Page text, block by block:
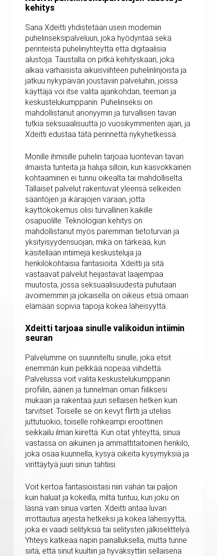
kehitys
Sana Xdeitti yhdistetään usein moderniin
puhelinseksipalveluun, joka hyödyntää sekä
perinteistä puhelinyhteyttä että digitaalisia
alustoja. Taustalla on pitkä kehityskaari, joka
alkaa varhaisista aikuisviihteen puhelinlinjoista ja
jatkuu nykypäivän joustaviin palveluihin, joissa
käyttäjä voi itse valita ajankohdan, teeman ja
keskustelukumppanin. Puhelinseksi on
mahdollistanut anonyymin ja turvallisen tavan
tutkia seksuaalisuutta jo vuosikymmenten ajan, ja
Xdeitti edustaa tätä perinnettä nykyhetkessä.
Monille ihmisille puhelin tarjoaa luontevan tavan
ilmaista tunteita ja haluja silloin, kun kasvokkainen
kohtaaminen ei tunnu oikealta tai mahdolliselta.
Tällaiset palvelut rakentuvat yleensä selkeiden
sääntöjen ja ikärajojen varaan, jotta
käyttökokemus olisi turvallinen kaikille
osapuolille. Teknologian kehitys on
mahdollistanut myös paremman tietoturvan ja
yksityisyydensuojan, mikä on tärkeää, kun
käsitellään intiimejä keskusteluja ja
henkilökohtaisia fantasioita. Xdeitti ja sitä
vastaavat palvelut heijastavat laajempaa
muutosta, jossa seksuaalisuudesta puhutaan
avoimemmin ja jokaisella on oikeus etsiä omaan
elämään sopivia tapoja kokea läheisyyttä.
Xdeitti tarjoaa sinulle valikoidun intiimin
seuran
Palvelumme on suunniteltu sinulle, joka etsit
enemmän kuin pelkkää nopeaa viihdettä.
Palvelussa voit valita keskustelukumppanin
profiilin, äänen ja tunnelman oman fiiliksesi
mukaan ja rakentaa juuri sellaisen hetken kuin
tarvitset. Toiselle se on kevyt flirtti ja utelias
juttutuokio, toiselle rohkeampi eroottinen
seikkailu ilman kiirettä. Kun otat yhteyttä, sinua
vastassa on aikuinen ja ammattitaitoinen henkilö,
joka osaa kuunnella, kysyä oikeita kysymyksiä ja
virittäytyä juuri sinun tahtiisi.
Voit kertoa fantasioistasi niin vähän tai paljon
kuin haluat ja kokeilla, miltä tuntuu, kun joku on
läsnä vain sinua varten. Xdeitti antaa luvan
irrottautua arjesta hetkeksi ja kokea läheisyyttä,
joka ei vaadi selityksiä tai selitysten jälkiselittelyä.
Yhteys katkeaa napin painalluksella, mutta tunne
siitä, että sinut kuultiin ja hyväksyttiin sellaisena